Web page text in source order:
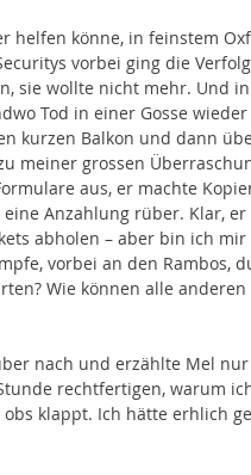
helfen könne, in feinstem
vorbei ging die
sie wollte nicht mehr. Und
Tod in einer Gosse
kurzen Balkon und dann
meiner grossen
aus, er machte
Anzahlung rüber. Klar,
abholen – aber bin ich
vorbei an den Rambos,
Wie können alle
nach und erzählte Mel
rechtfertigen, warum
klappt. Ich hätte erhlich